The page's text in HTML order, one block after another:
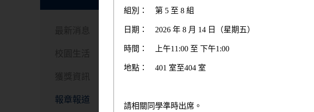
報章報道
中學科研｜聯
組別： 第 5 至 8 組
日期： 2026 年 8 月 14 日（星期五）
時間： 上午11:00 至 下午1:00
地點： 401 室至404 室
請相關同學準時出席。